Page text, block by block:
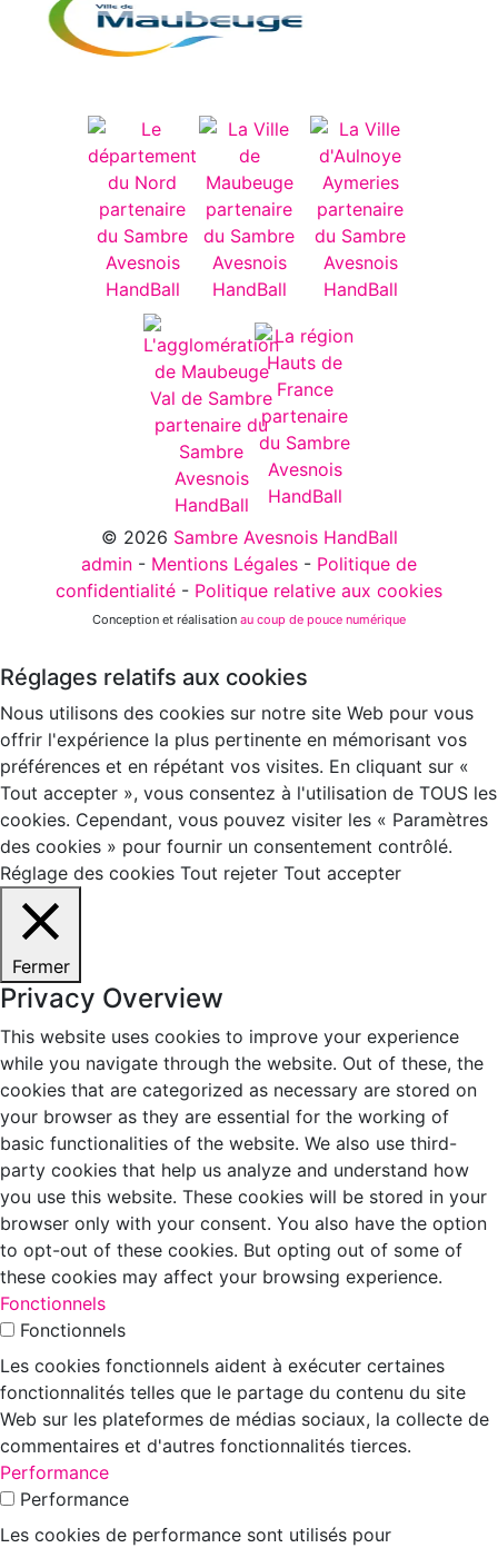
© 2026 Sambre Avesnois HandBall
admin - Mentions Légales - Politique de
confidentialité - Politique relative aux cookies
Conception et réalisation au coup de pouce numérique
Réglages relatifs aux cookies
Nous utilisons des cookies sur notre site Web pour vous
offrir l'expérience la plus pertinente en mémorisant vos
préférences et en répétant vos visites. En cliquant sur «
Tout accepter », vous consentez à l'utilisation de TOUS les
cookies. Cependant, vous pouvez visiter les « Paramètres
des cookies » pour fournir un consentement contrôlé.
Réglage des cookies Tout rejeter Tout accepter
Fermer
Privacy Overview
This website uses cookies to improve your experience
while you navigate through the website. Out of these, the
cookies that are categorized as necessary are stored on
your browser as they are essential for the working of
basic functionalities of the website. We also use third-
party cookies that help us analyze and understand how
you use this website. These cookies will be stored in your
browser only with your consent. You also have the option
to opt-out of these cookies. But opting out of some of
these cookies may affect your browsing experience.
Fonctionnels
Fonctionnels
Les cookies fonctionnels aident à exécuter certaines
fonctionnalités telles que le partage du contenu du site
Web sur les plateformes de médias sociaux, la collecte de
commentaires et d'autres fonctionnalités tierces.
Performance
Performance
Les cookies de performance sont utilisés pour